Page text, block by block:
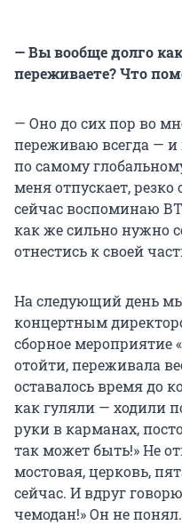
— Вы вообще долго
переживаете? Что
— Оно до сих пор во
переживаю всегда —
по самому
меня отпускает, резко
сейчас воспоминаю
как же сильно нужно
отнестись к своей
На следующий день
концертным
сборное мероприятие
отойти, переживала
оставалось время до
как гуляли — ходили
руки в карманах,
так может быть!» Не
мостовая, церковь,
сейчас. И вдруг
чемодан!» Он не